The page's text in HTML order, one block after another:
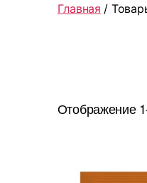
Главная /
Отображение